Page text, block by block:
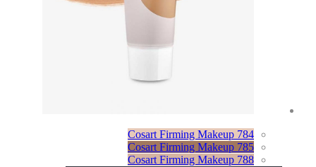
Cosart Firming Makeup 784
Cosart Firming Makeup 785
Cosart Firming Makeup 788